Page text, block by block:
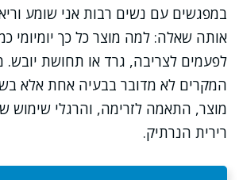
במפגשים עם נשים רבות אני שומע
אותה שאלה: למה מוצר כל כך יומיומי
לפעמים לצריבה, גרד או תחושת יובש.
המקרים לא מדובר בבעיה אחת אלא
מוצר, התאמה לזרימה, והרגלי שימוש
רירית הנרתיק.